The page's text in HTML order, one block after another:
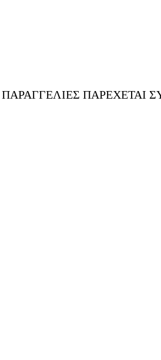
ΠΑΡΑΓΓΕΛΙΕΣ ΠΑΡΕΧΕΤΑΙ